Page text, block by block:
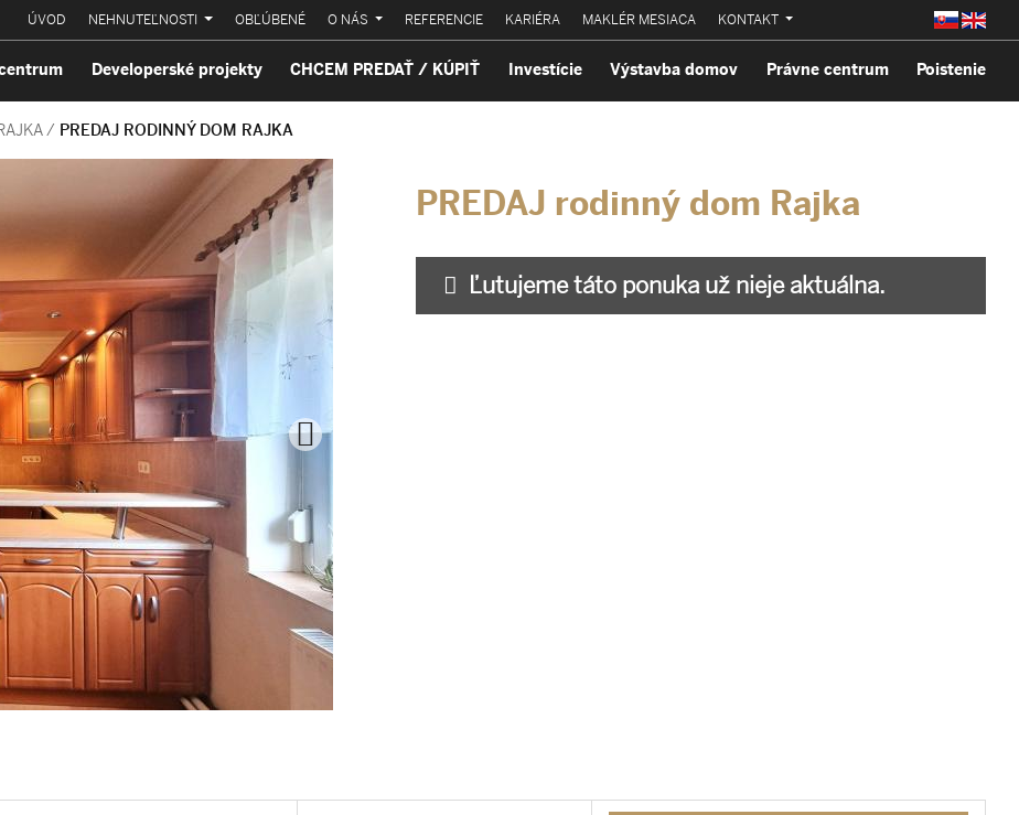
ÚVOD NEHNUTEĽNOSTI OBĽÚBENÉ O NÁS REFERENCIE KARIÉRA MAKLÉR MESIACA KONTAKT
Developerské projekty CHCEM PREDAŤ / KÚPIŤ Investície Výstavba domov Právne centrum Poistenie
/ PREDAJ RODINNÝ DOM RAJKA
PREDAJ rodinný dom Rajka
Ľutujeme táto ponuka už nieje aktuálna.